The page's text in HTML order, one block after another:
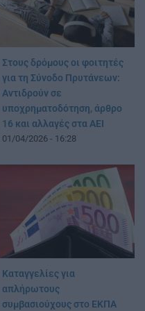
Στους δρόμους οι φοιτητές
για τη Σύνοδο Πρυτάνεων:
Αντιδρούν σε
υποχρηματοδότηση, άρθρο
16 και αλλαγές στα ΑΕΙ
01/04/2026 - 16:28
Καταγγελίες για
απλήρωτους
συμβασιούχους στο ΕΚΠΑ